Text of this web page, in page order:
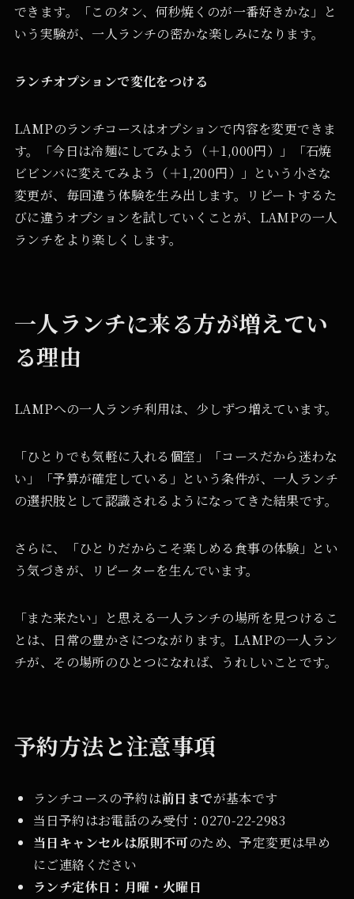
できます。「このタン、何秒焼くのが一番好きかな」と
いう実験が、一人ランチの密かな楽しみになります。
ランチオプションで変化をつける
LAMPのランチコースはオプションで内容を変更できま
す。「今日は冷麺にしてみよう（＋1,000円）」「石焼
ビビンバに変えてみよう（＋1,200円）」という小さな
変更が、毎回違う体験を生み出します。リピートするた
びに違うオプションを試していくことが、LAMPの一人
ランチをより楽しくします。
一人ランチに来る方が増えてい
る理由
LAMPへの一人ランチ利用は、少しずつ増えています。
「ひとりでも気軽に入れる個室」「コースだから迷わな
い」「予算が確定している」という条件が、一人ランチ
の選択肢として認識されるようになってきた結果です。
さらに、「ひとりだからこそ楽しめる食事の体験」とい
う気づきが、リピーターを生んでいます。
「また来たい」と思える一人ランチの場所を見つけるこ
とは、日常の豊かさにつながります。LAMPの一人ラン
チが、その場所のひとつになれば、うれしいことです。
予約方法と注意事項
ランチコースの予約は前日までが基本です
当日予約はお電話のみ受付：0270-22-2983
当日キャンセルは原則不可のため、予定変更は早め
にご連絡ください
ランチ定休日：月曜・火曜日